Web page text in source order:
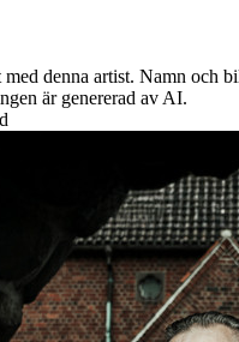
denna artist. Namn och
är genererad av AI.